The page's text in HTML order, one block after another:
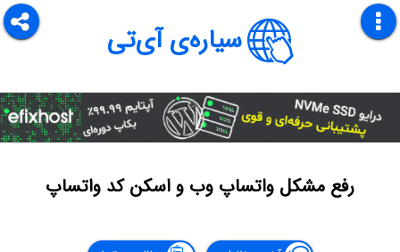
سیاره‌ی آی‌تی
رفع مشکل واتساپ وب و اسکن کد واتساپ